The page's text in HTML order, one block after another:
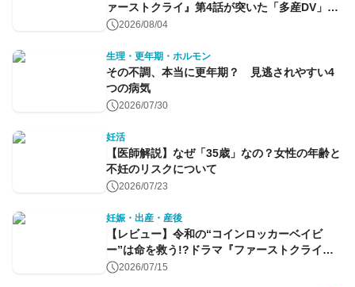
ァーストクライ』第4話が突いた「多産DV」と
命のコントロール～
2026/08/04
生理・更年期・ホルモン
その不調、本当に更年期？ 見逃されやすい4
つの病気
2026/07/30
妊活
【医師解説】なぜ「35歳」なの？女性の年齢と
不妊のリスクについて
2026/07/23
妊娠・出産・産後
【レビュー】令和の“コインロッカーベイビ
ー”は命を救う!?ドラマ『ファーストクライ』
第1話2026/07/15